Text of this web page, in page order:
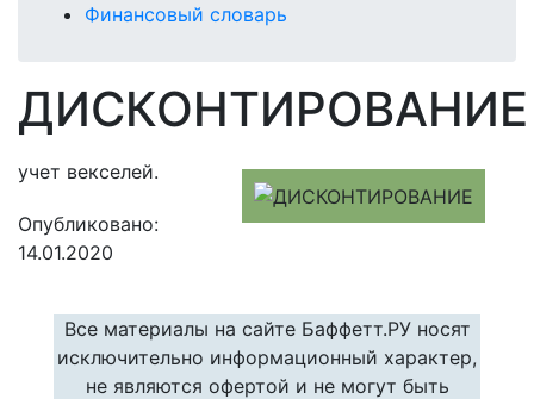
Финансовый словарь
ДИСКОНТИРОВАНИЕ
учет векселей.
Опубликовано:
14.01.2020
Все материалы на сайте Баффетт.РУ носят
исключительно информационный характер,
не являются офертой и не могут быть